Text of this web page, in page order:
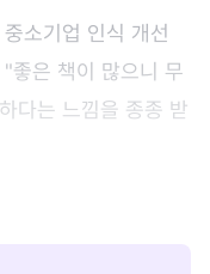
소기업 인식 개선
좋은 책이 많으니 무
다는 느낌을 종종 받